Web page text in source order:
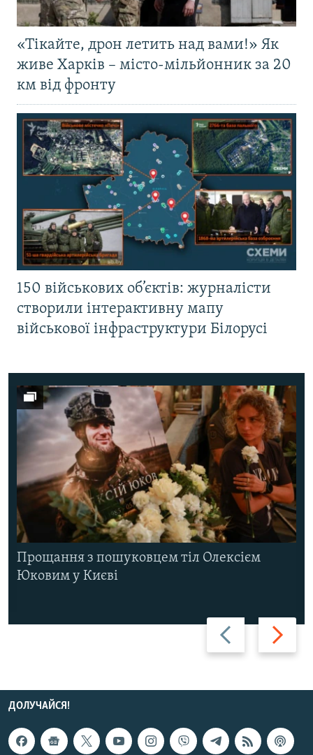
«Тікайте, дрон летить над вами!» Як
живе Харків – місто-мільйонник за 20
км від фронту
150 військових об’єктів: журналісти
створили інтерактивну мапу
військової інфраструктури Білорусі
Назад Вперед
Прощання з пошуковцем тіл Олексієм
Юковим у Києві
ДОЛУЧАЙСЯ!